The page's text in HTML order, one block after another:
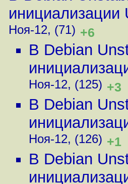
инициализации
Ноя-12, (71) +6
В Debian
Ноя-12, (125) +3
В Debian
Ноя-12, (126) +1
В Debian